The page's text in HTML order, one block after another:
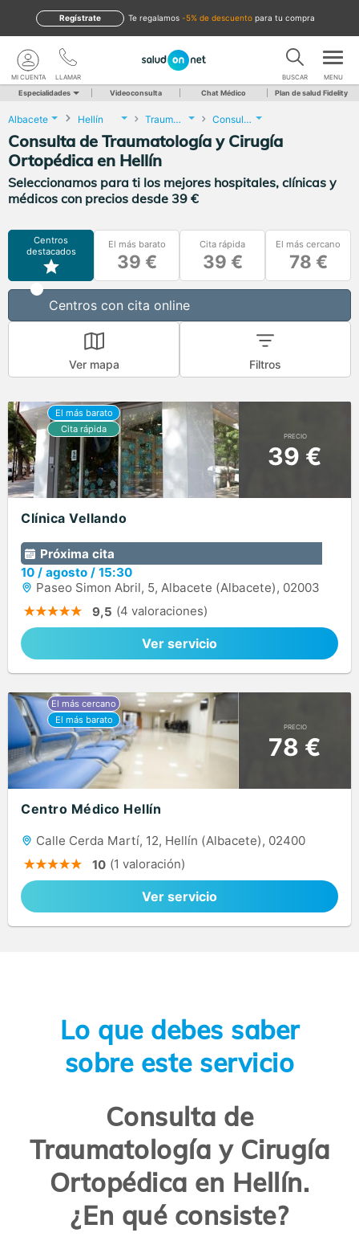
te regalamos -5% de descuento para tu compra
Regístrate
LLAMAR
MI CUENTA BUSCAR MENU
Especialidades Videoconsulta Chat Médico Plan de salud Fidelity
Albacete Hellín Traumatología y Cirugía Ortopédica Consulta de Traumatología y Cirugía Ortopédica
Consulta de Traumatología y Cirugía
Ortopédica en Hellín
Seleccionamos para ti los mejores hospitales, clínicas y
médicos con precios desde 39 €
Centros
destacados
El más barato
39 €
Cita rápida
39 €
El más cercano
78 €
Centros con cita online
Ver mapa Filtros
PRECIO
39 €
Clínica Vellando
Próxima cita
10 / agosto / 15:30
Paseo Simon Abril, 5, Albacete (Albacete), 02003
9,5 (4 valoraciones)
Ver servicio
PRECIO
78 €
Centro Médico Hellín
Calle Cerda Martí, 12, Hellín (Albacete), 02400
10 (1 valoración)
Ver servicio
Lo que debes saber
sobre este servicio
Consulta de
Traumatología y Cirugía
Ortopédica en Hellín.
¿En qué consiste?